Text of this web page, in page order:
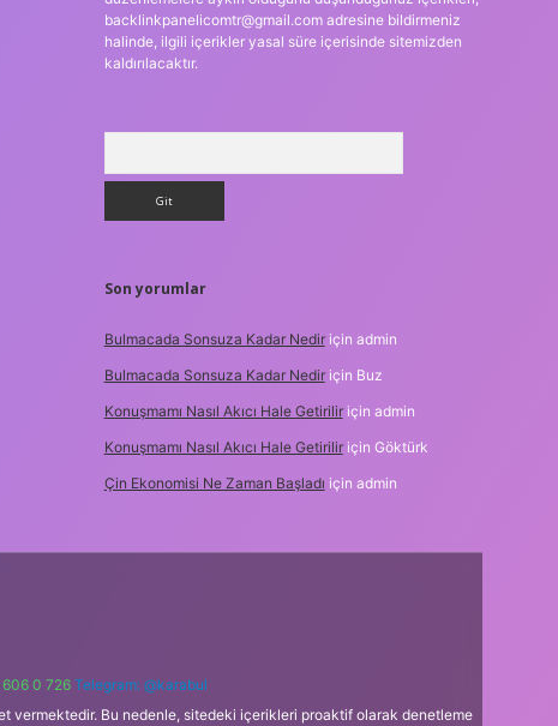
backlinkpanelicomtr@gmail.comadresine bildirmeniz
halinde, ilgili içerikler yasal süre içerisinde sitemizden
kaldırılacaktır.
Son yorumlar
Bulmacada Sonsuza Kadar Nediriçin admin
Bulmacada Sonsuza Kadar Nediriçin Buz
Konuşmamı Nasıl Akıcı Hale Getiriliriçin admin
Konuşmamı Nasıl Akıcı Hale Getiriliriçin Göktürk
Çin Ekonomisi Ne Zaman Başladı için admin
0 726 Telegram: @karabul
vermektedir. Bu nedenle, sitedeki içerikleri proaktif olarak denetleme